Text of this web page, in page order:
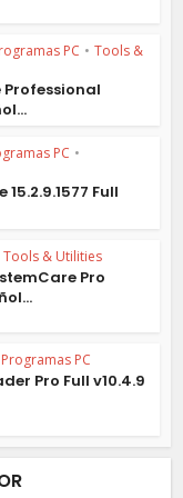
PC • Tools &
Professional
PC •
Full
Tools & Utilities
Pro
Programas PC
Pro Full v10.4.9